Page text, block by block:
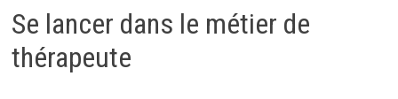
Se lancer dans le métier de
thérapeute